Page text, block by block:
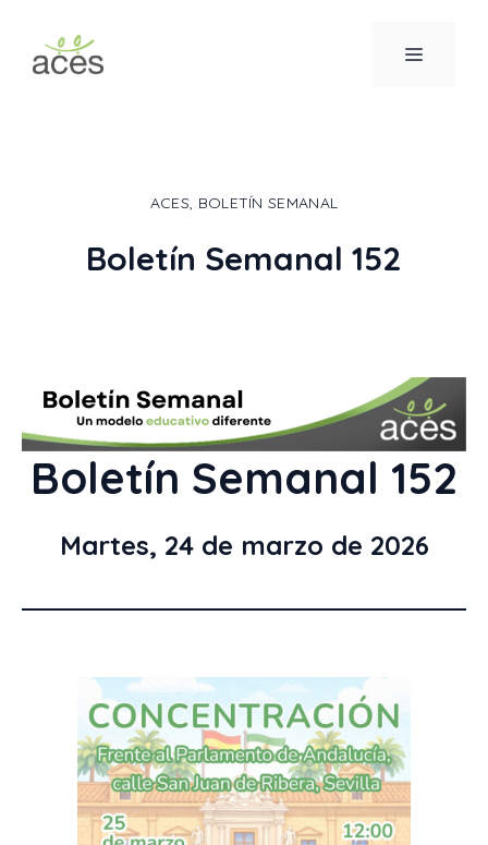
contenido
MENÚ
ACES, BOLETÍN SEMANAL
Boletín Semanal 152
Boletín Semanal 152
Martes, 24 de marzo de 2026